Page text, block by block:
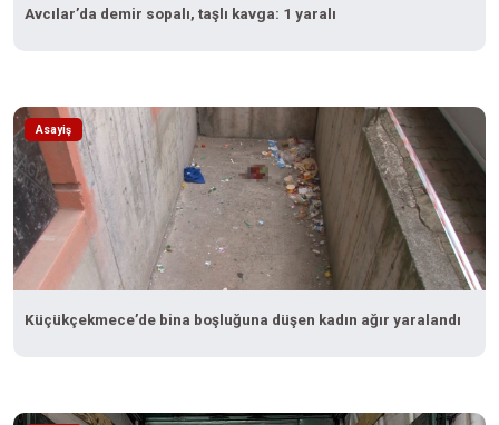
Avcılar’da demir sopalı, taşlı kavga: 1 yaralı
Asayiş
Küçükçekmece’de bina boşluğuna düşen kadın ağır yaralandı